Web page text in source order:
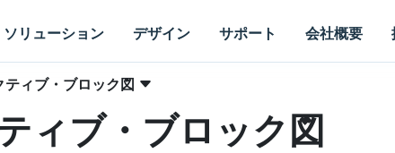
ソリューション デザイン サポート 会社概要
ティブ・ブロック図
ィブ・ブロック図